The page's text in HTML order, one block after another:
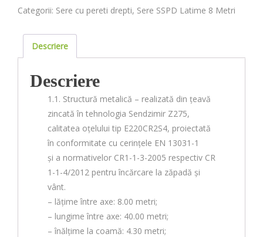
Categorii: Sere cu pereti drepti, Sere SSPD Latime 8 Metri
Descriere
Descriere
1.1. Structură metalică – realizată din țeavă
zincată în tehnologia Sendzimir Z275,
calitatea oțelului tip E220CR2S4, proiectată
în conformitate cu cerințele EN 13031-1
și a normativelor CR1-1-3-2005 respectiv CR
1-1-4/2012 pentru încărcare la zăpadă și
vânt.
– lățime între axe: 8.00 metri;
– lungime între axe: 40.00 metri;
– înălțime la coamă: 4.30 metri;